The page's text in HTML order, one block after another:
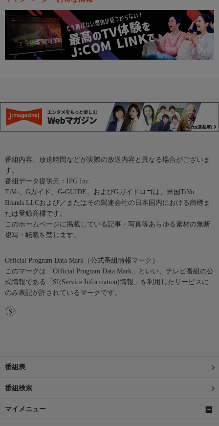
番組内容、放送時間などが実際の放送内容と異なる場合がございま
す。
番組データ提供元：IPG Inc.
TiVo、Gガイド、G-GUIDE、およびGガイドロゴは、米国TiVo
Brands LLCおよび／またはその関連会社の日本国内における商標ま
たは登録商標です。
このホームページに掲載している記事・写真等あらゆる素材の無断
複写・転載を禁じます。
Official Program Data Mark（公式番組情報マーク）
このマークは「Official Program Data Mark」といい、テレビ番組の公
式情報である「SI(Service Information)情報」を利用したサービスに
のみ表記が許されているマークです。
番組表
番組検索
マイメニュー